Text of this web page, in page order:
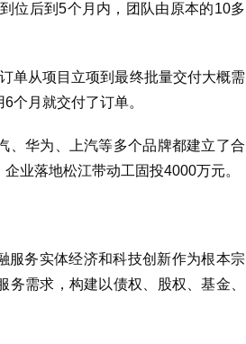
位后到5个月内，团队由原本的10多
单从项目立项到最终批量交付大概需
个月就交付了订单。
、华为、上汽等多个品牌都建立了合
业落地松江带动工固投4000万元。
服务实体经济和科技创新作为根本宗
需求，构建以债权、股权、基金、